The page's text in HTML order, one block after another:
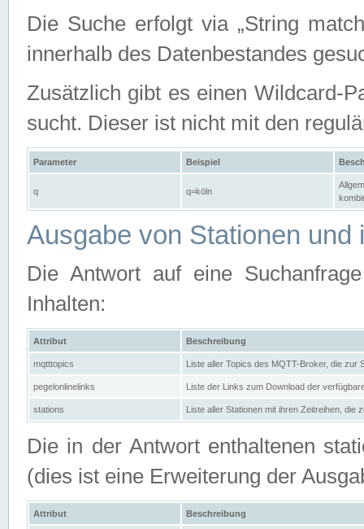
Die Suche erfolgt via „String
innerhalb des Datenbestandes
Zusätzlich gibt es einen Wildcard-
sucht. Dieser ist nicht mit den
Parameter Beispiel
q q=köln
Ausgabe von Stationen und
Die Antwort auf eine
Inhalten:
Attribut Beschreibung
mqtttopics Liste aller Topics des MQTT-Broker, die zur
pegelonlinelinks Liste der Links zum Download der
stations Liste aller Stationen mit ihren Zeitreihen, die
Die in der Antwort enthaltenen
(dies ist eine Erweiterung der
Attribut Beschreibung